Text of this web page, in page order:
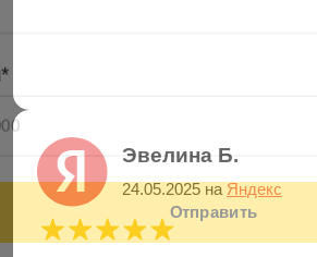
Эвелина Б.
24.05.2025 на Яндекс
вы даете согласие на обработку
политикой обработки